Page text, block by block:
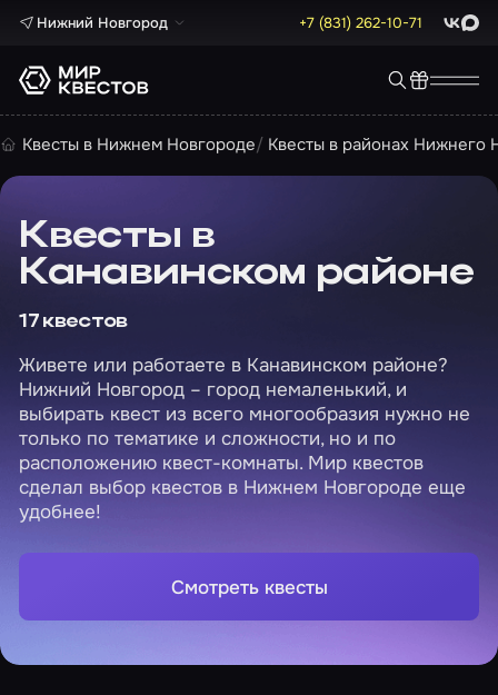
Нижний Новгород +7 (831) 262-10-71 Max
Квесты в Нижнем Новгороде Квесты в районах Нижнего
Квесты в
Канавинском районе
17 квестов
Живете или работаете в Канавинском районе?
Нижний Новгород – город немаленький, и
выбирать квест из всего многообразия нужно не
только по тематике и сложности, но и по
расположению квест-комнаты. Мир квестов
сделал выбор квестов в Нижнем Новгороде еще
удобнее!
Смотреть квесты